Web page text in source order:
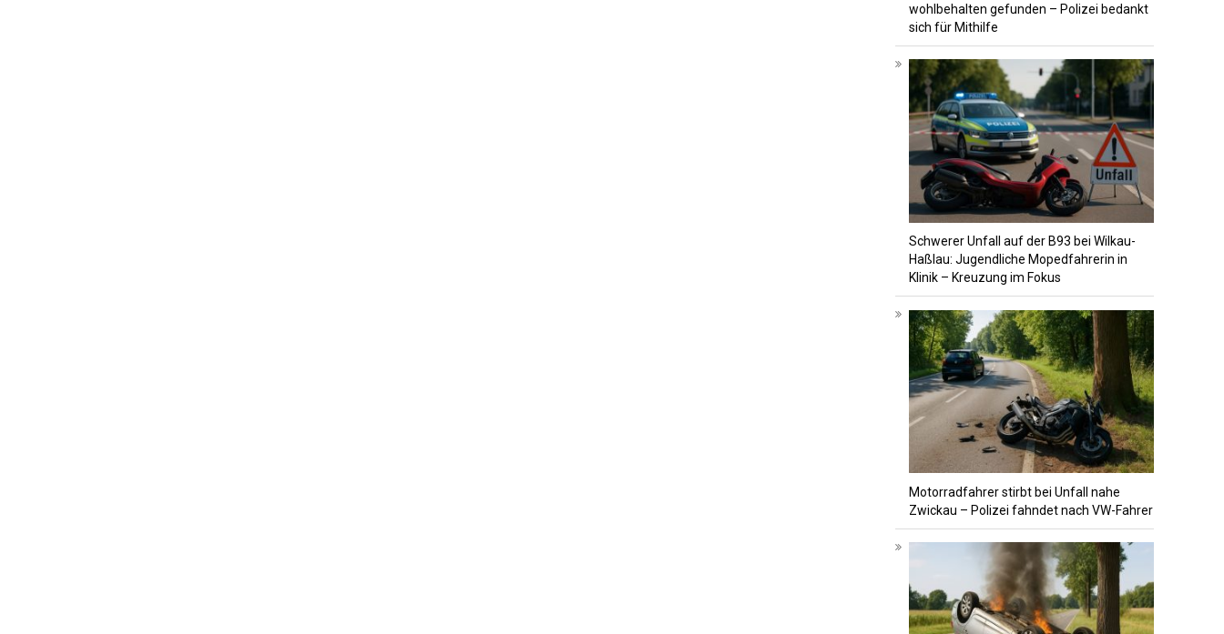
wohlbehalten gefunden – Polizei bedankt
sich für Mithilfe
Schwerer Unfall auf der B93 bei Wilkau-
Haßlau: Jugendliche Mopedfahrerin in
Klinik – Kreuzung im Fokus
Motorradfahrer stirbt bei Unfall nahe
Zwickau – Polizei fahndet nach VW-Fahrer